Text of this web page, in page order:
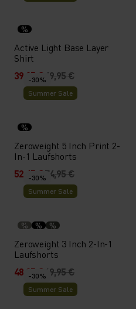
%
Active Light Base Layer
Shirt
39,95 €49,95 €
-30 %
Summer Sale
%
Zeroweight 5 Inch Print 2-
In-1 Laufshorts
52,45 €74,95 €
-30 %
Summer Sale
% % %
Zeroweight 3 Inch 2-In-1
Laufshorts
48,95 €69,95 €
-30 %
Summer Sale